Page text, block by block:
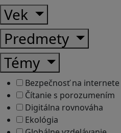
Vek
Predmety
Témy
Bezpečnosť na internete
Čítanie s porozumením
Digitálna rovnováha
Ekológia